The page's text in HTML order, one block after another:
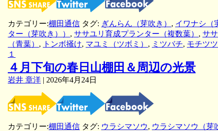
カテゴリー:棚田通信 タグ: ぎんらん（芽吹き） , イワナシ（
ター（芽吹き）） , ササユリ育成プランター（複数葉） , サ
（青葉） , トンボ掻け, マユミ（ツボミ） , ミツバチ, モチツ
１
４月下旬の春日山棚田＆周辺の光景
岩井 章洋 | 2026年4月24日
カテゴリー:棚田通信 タグ: ウラシマソウ, ウラシマソウ（芽